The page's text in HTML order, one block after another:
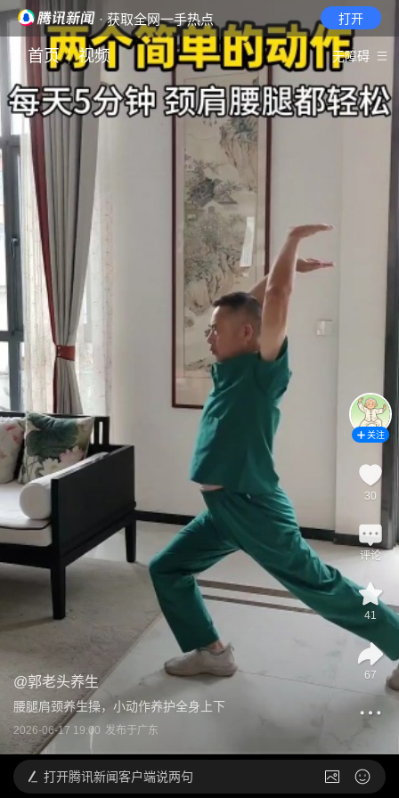
· 获取全网一手热点 打开
首页 视频 无障碍
@郭老头养生
腰腿肩颈养生操，小动作养护全身上下
2026-06-17 19:00 发布于广东
关注
30
评论
41
67
打开腾讯新闻客户端说两句